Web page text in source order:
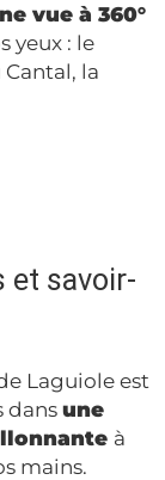
vue à 360°
yeux : le
Cantal, la
et savoir-
Laguiole est
dans une
à
mains.